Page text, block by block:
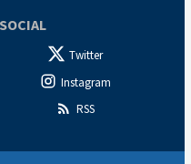
Twitter
Instagram
RSS